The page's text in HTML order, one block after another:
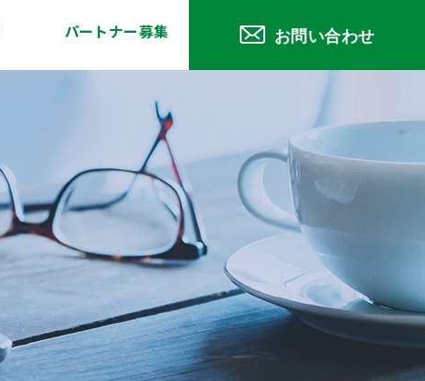
パートナー募集 お問い合わせ